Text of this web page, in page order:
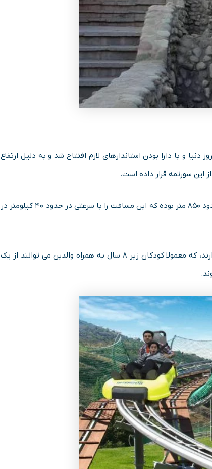
از تکنولوژی های روز دنیا و با دارا بودن استاندارهای لازم افتتاح شد و به دلیل ارتفاع
از این سورتمه قرار داده است.
طول مسافت طی شده توسط واگن های سورتمه تهران چیزی در حدود ۸۵۰ متر بوده که این مسافت را با سرعتی در حدود ۴۰ کیلومتر در
واگن هایی که بر روی ریل ها حرکت می کنند، ظرفیت دو نفر را دارند، که معمولا کودکان زیر ۸ سال به همراه والدین می توانند از یک